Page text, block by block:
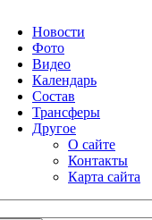
Новости
Фото
Видео
Календарь
Состав
Трансферы
Другое
О сайте
Контакты
Карта сайта